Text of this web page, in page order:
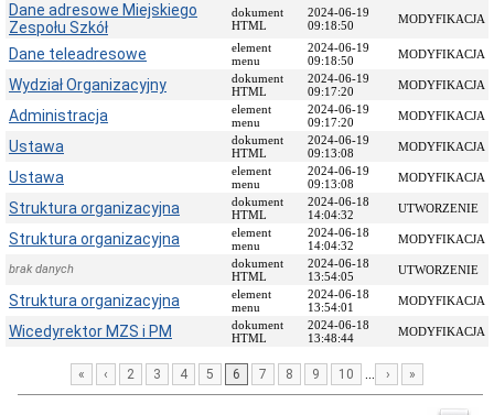
Powierzenie
Przedmiot
działania
i
kompetencje
Ewidencje
i
rejestry
Skany
dokumentów
Statut
szkoły
Regulaminy
Dyrektora
Uchwały
Dane adresowe Miejskiego
Zespołu Szkół
dokument
HTML
2024-06-19
09:18:50
MODYFIKACJA
Dane teleadresowe
element
menu
2024-06-19
09:18:50
MODYFIKACJA
Wydział Organizacyjny
dokument
HTML
2024-06-19
09:17:20
MODYFIKACJA
Administracja
element
menu
2024-06-19
09:17:20
MODYFIKACJA
Ustawa
dokument
HTML
2024-06-19
09:13:08
MODYFIKACJA
Ustawa
element
menu
2024-06-19
09:13:08
MODYFIKACJA
Struktura organizacyjna
dokument
HTML
2024-06-18
14:04:32
UTWORZENIE
Struktura organizacyjna
element
menu
2024-06-18
14:04:32
MODYFIKACJA
brak danych
dokument
HTML
2024-06-18
13:54:05
UTWORZENIE
Struktura organizacyjna
element
menu
2024-06-18
13:54:01
MODYFIKACJA
Wicedyrektor MZS i PM
dokument
HTML
2024-06-18
13:48:44
MODYFIKACJA
« ‹ 2 3 4 5 6 7 8 9 10 › »